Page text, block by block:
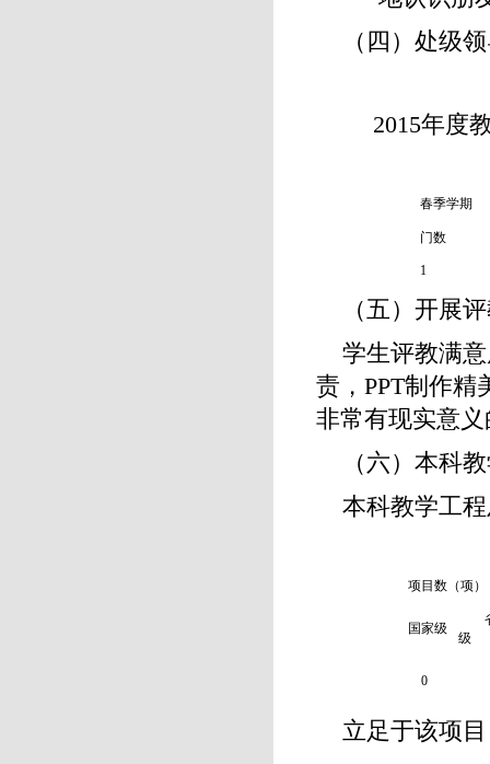
（四）处级
2015年度
春季学期
门数
1
（五）开展
学生评教满
责，PPT制作
非常有现实意
（六）本科
本科教学工
项目数（项）
国家级
级
0
立足于该项